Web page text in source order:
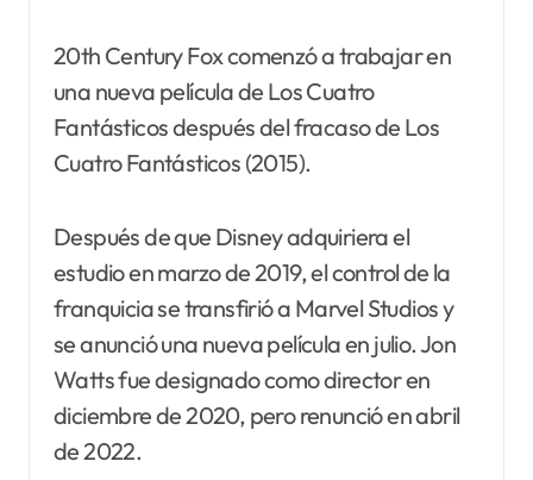
20th Century Fox comenzó a trabajar en
una nueva película de Los Cuatro
Fantásticos después del fracaso de Los
Cuatro Fantásticos (2015).
Después de que Disney adquiriera el
estudio en marzo de 2019, el control de la
franquicia se transfirió a Marvel Studios y
se anunció una nueva película en julio. Jon
Watts fue designado como director en
diciembre de 2020, pero renunció en abril
de 2022.